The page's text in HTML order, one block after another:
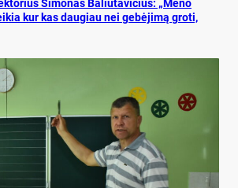
Simonas Baliutavičius: „Meno
kur kas daugiau nei gebėjimą groti,